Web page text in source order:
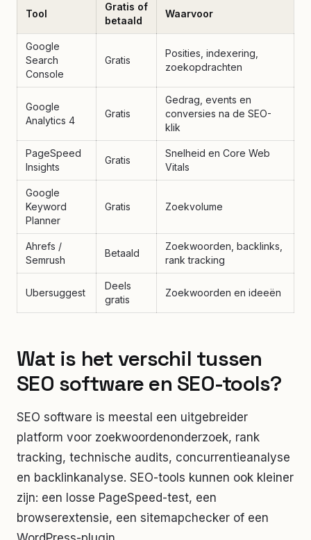
Tool
Gratis of
betaald
Waarvoor
Google
Search
Console
Gratis
Posities, indexering,
zoekopdrachten
Google
Analytics 4
Gratis
Gedrag, events en
conversies na de SEO-
klik
PageSpeed
Insights
Gratis
Snelheid en Core Web
Vitals
Google
Keyword
Planner
Gratis Zoekvolume
Ahrefs /
Semrush
Betaald
Zoekwoorden, backlinks,
rank tracking
Ubersuggest
Deels
gratis
Zoekwoorden en ideeën
Wat is het verschil tussen
SEO software en SEO-tools?
SEO software is meestal een uitgebreider
platform voor zoekwoordenonderzoek, rank
tracking, technische audits, concurrentieanalyse
en backlinkanalyse. SEO-tools kunnen ook kleiner
zijn: een losse PageSpeed-test, een
browserextensie, een sitemapchecker of een